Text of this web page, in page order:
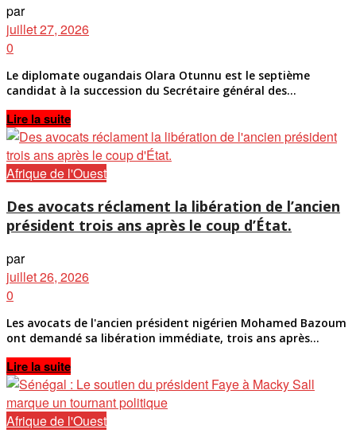
par
juillet 27, 2026
0
Le diplomate ougandais Olara Otunnu est le septième
candidat à la succession du Secrétaire général des...
Lire la suiteDetails
Afrique de l'Ouest
Des avocats réclament la libération de l’ancien
président trois ans après le coup d’État.
par
juillet 26, 2026
0
Les avocats de l'ancien président nigérien Mohamed Bazoum
ont demandé sa libération immédiate, trois ans après...
Lire la suiteDetails
Afrique de l'Ouest